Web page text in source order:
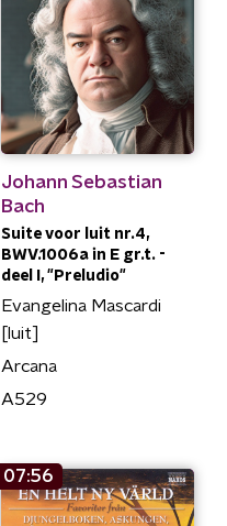
Johann Sebastian
Bach
Suite voor luit nr.4,
BWV.1006a in E gr.t. -
deel I, "Preludio"
Evangelina Mascardi
[luit]
Arcana
A529
07:56